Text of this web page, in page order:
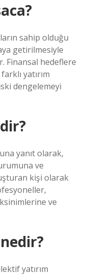
sahip olduğu
getirilmesiyle
Finansal hedeflere
yatırım
dengelemeyi
yanıt olarak,
ve
kişi olarak
ve
yatırım